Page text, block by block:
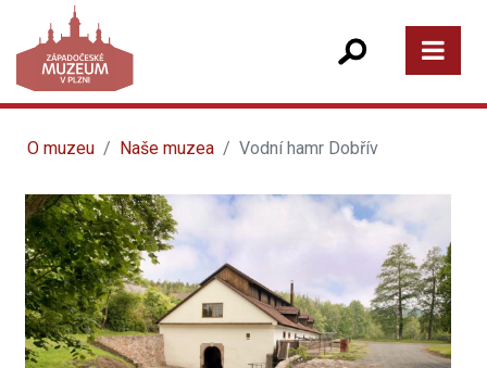
O muzeu Naše muzea Vodní hamr Dobřív